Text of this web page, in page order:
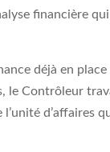
financière
déjà en
le Contrôleur
d’affaires